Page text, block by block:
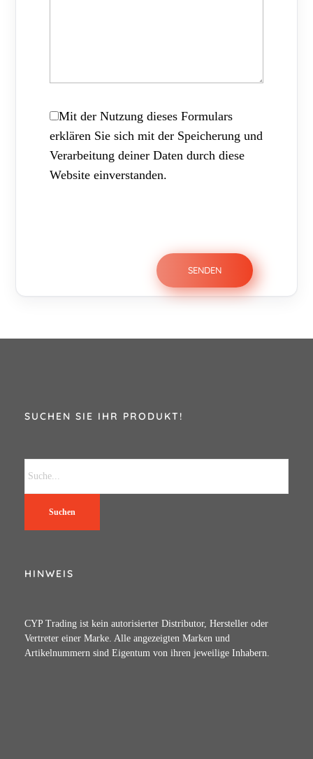
Mit der Nutzung dieses Formulars
erklären Sie sich mit der Speicherung und
Verarbeitung deiner Daten durch diese
Website einverstanden.
SUCHEN SIE IHR PRODUKT!
Suchen
HINWEIS
CYP Trading ist kein autorisierter Distributor, Hersteller oder
Vertreter einer Marke. Alle angezeigten Marken und
Artikelnummern sind Eigentum von ihren jeweilige Inhabern.